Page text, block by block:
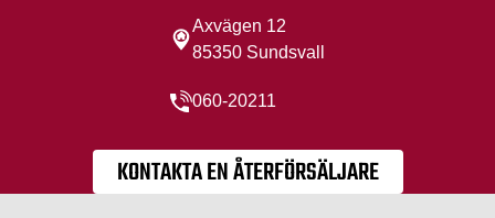
Axvägen 12
85350 Sundsvall
060-20211
KONTAKTA EN ÅTERFÖRSÄLJARE